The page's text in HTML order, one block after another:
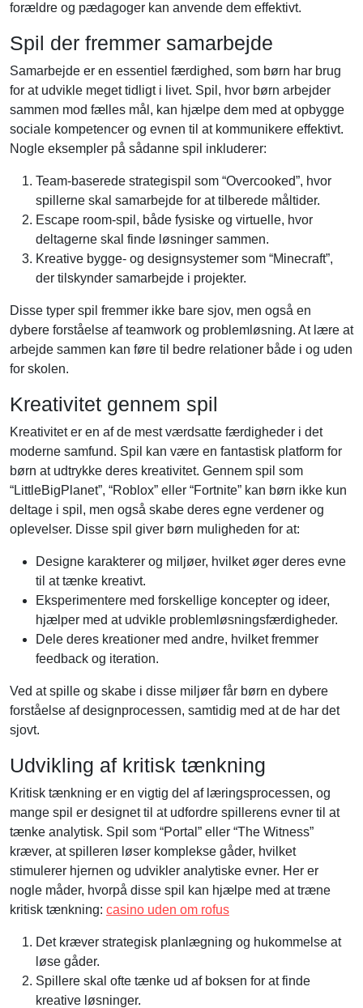
forældre og pædagoger kan anvende dem effektivt.
Spil der fremmer samarbejde
Samarbejde er en essentiel færdighed, som børn har brug
for at udvikle meget tidligt i livet. Spil, hvor børn arbejder
sammen mod fælles mål, kan hjælpe dem med at opbygge
sociale kompetencer og evnen til at kommunikere effektivt.
Nogle eksempler på sådanne spil inkluderer:
Team-baserede strategispil som “Overcooked”, hvor
spillerne skal samarbejde for at tilberede måltider.
Escape room-spil, både fysiske og virtuelle, hvor
deltagerne skal finde løsninger sammen.
Kreative bygge- og designsystemer som “Minecraft”,
der tilskynder samarbejde i projekter.
Disse typer spil fremmer ikke bare sjov, men også en
dybere forståelse af teamwork og problemløsning. At lære at
arbejde sammen kan føre til bedre relationer både i og uden
for skolen.
Kreativitet gennem spil
Kreativitet er en af de mest værdsatte færdigheder i det
moderne samfund. Spil kan være en fantastisk platform for
børn at udtrykke deres kreativitet. Gennem spil som
“LittleBigPlanet”, “Roblox” eller “Fortnite” kan børn ikke kun
deltage i spil, men også skabe deres egne verdener og
oplevelser. Disse spil giver børn muligheden for at:
Designe karakterer og miljøer, hvilket øger deres evne
til at tænke kreativt.
Eksperimentere med forskellige koncepter og ideer,
hjælper med at udvikle problemløsningsfærdigheder.
Dele deres kreationer med andre, hvilket fremmer
feedback og iteration.
Ved at spille og skabe i disse miljøer får børn en dybere
forståelse af designprocessen, samtidig med at de har det
sjovt.
Udvikling af kritisk tænkning
Kritisk tænkning er en vigtig del af læringsprocessen, og
mange spil er designet til at udfordre spillerens evner til at
tænke analytisk. Spil som “Portal” eller “The Witness”
kræver, at spilleren løser komplekse gåder, hvilket
stimulerer hjernen og udvikler analytiske evner. Her er
nogle måder, hvorpå disse spil kan hjælpe med at træne
kritisk tænkning: casino uden om rofus
Det kræver strategisk planlægning og hukommelse at
løse gåder.
Spillere skal ofte tænke ud af boksen for at finde
kreative løsninger.